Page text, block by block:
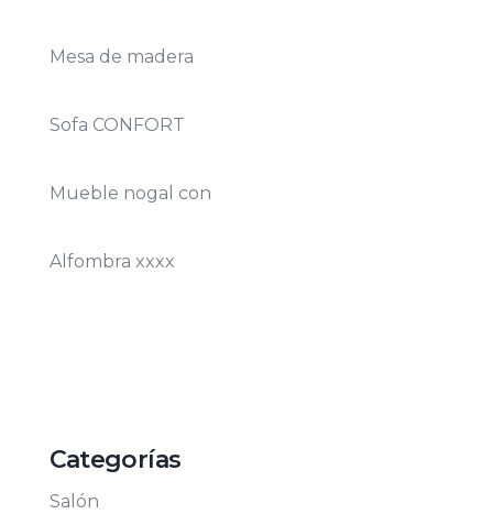
Mesa de madera
Sofa CONFORT
Mueble nogal con
Alfombra xxxx
Categorías
Salón